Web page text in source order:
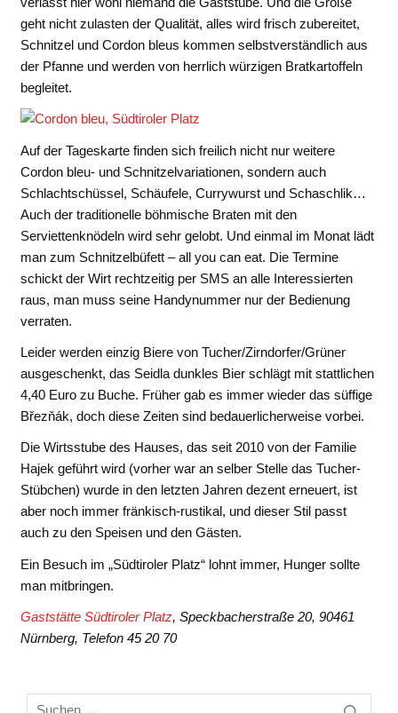
geht nicht zulasten der Qualität, alles wird frisch zubereitet,
Schnitzel und Cordon bleus kommen selbstverständlich aus
der Pfanne und werden von herrlich würzigen Bratkartoffeln
begleitet.
Auf der Tageskarte finden sich freilich nicht nur weitere
Cordon bleu- und Schnitzelvariationen, sondern auch
Schlachtschüssel, Schäufele, Currywurst und Schaschlik…
Auch der traditionelle böhmische Braten mit den
Serviettenknödeln wird sehr gelobt. Und einmal im Monat lädt
man zum Schnitzelbüfett – all you can eat. Die Termine
schickt der Wirt rechtzeitig per SMS an alle Interessierten
raus, man muss seine Handynummer nur der Bedienung
verraten.
Leider werden einzig Biere von Tucher/Zirndorfer/Grüner
ausgeschenkt, das Seidla dunkles Bier schlägt mit stattlichen
4,40 Euro zu Buche. Früher gab es immer wieder das süffige
Březňák, doch diese Zeiten sind bedauerlicherweise vorbei.
Die Wirtsstube des Hauses, das seit 2010 von der Familie
Hajek geführt wird (vorher war an selber Stelle das Tucher-
Stübchen) wurde in den letzten Jahren dezent erneuert, ist
aber noch immer fränkisch-rustikal, und dieser Stil passt
auch zu den Speisen und den Gästen.
Ein Besuch im „Südtiroler Platz“ lohnt immer, Hunger sollte
man mitbringen.
Gaststätte Südtiroler Platz, Speckbacherstraße 20, 90461
Nürnberg, Telefon 45 20 70